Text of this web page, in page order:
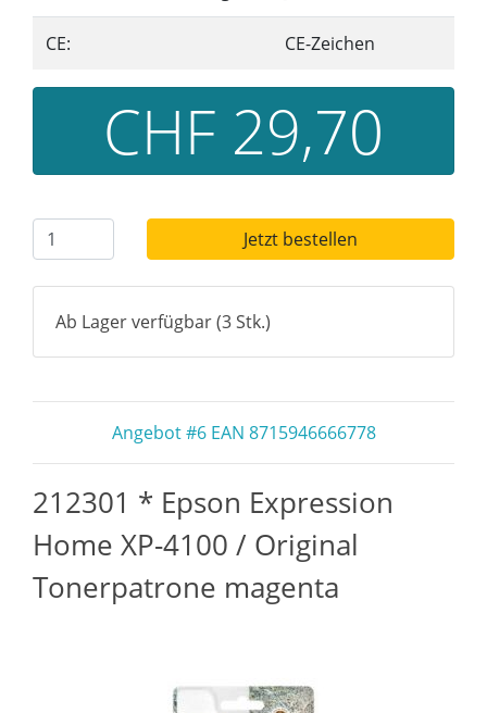
CE: CE-Zeichen
CHF 29,70
Jetzt bestellen
Ab Lager verfügbar (3 Stk.)
Angebot #6 EAN 8715946666778
212301 * Epson Expression
Home XP-4100 / Original
Tonerpatrone magenta